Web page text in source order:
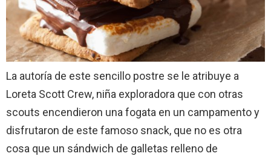
La autoría de este sencillo postre se le atribuye a
Loreta Scott Crew, niña exploradora que con otras
scouts encendieron una fogata en un campamento y
disfrutaron de este famoso snack, que no es otra
cosa que un sándwich de galletas relleno de